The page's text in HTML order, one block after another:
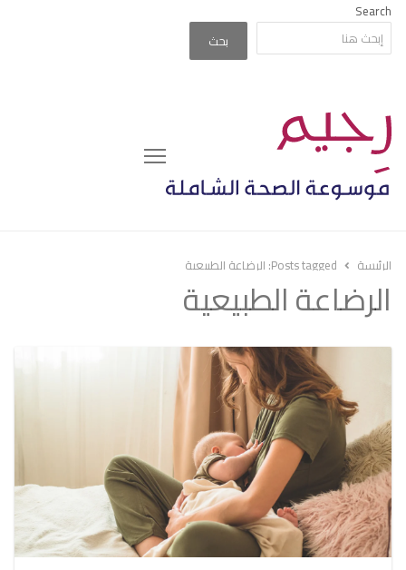
Search
بحث
Menu
الرئيسة Posts tagged: الرضاعة الطبيعية
الرضاعة الطبيعية